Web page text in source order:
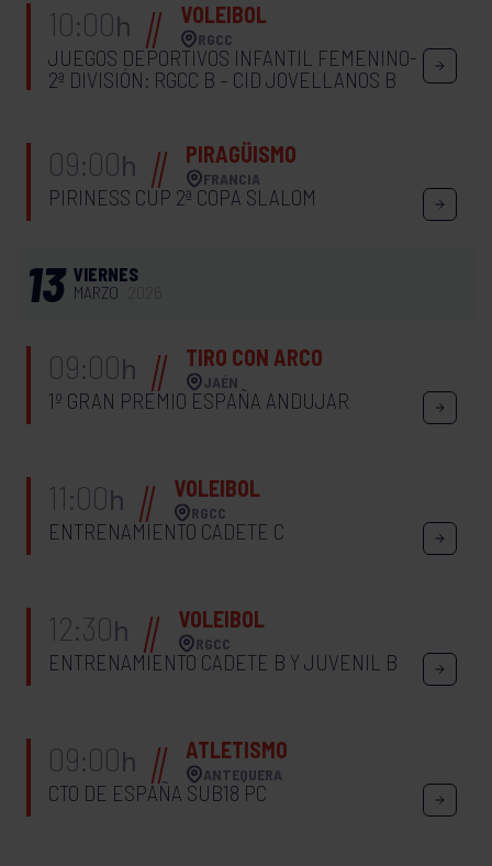
10:00h VOLEIBOL
RGCC
JUEGOS DEPORTIVOS INFANTIL FEMENINO-
2ª DIVISIÓN: RGCC B – CID JOVELLANOS B
09:00h PIRAGÜISMO
FRANCIA
PIRINESS CUP 2ª COPA SLALOM
13 VIERNES
MARZO
09:00h TIRO CON ARCO
JAÉN
1º GRAN PREMIO ESPAÑA ANDUJAR
11:00h VOLEIBOL
RGCC
ENTRENAMIENTO CADETE C
12:30h VOLEIBOL
RGCC
ENTRENAMIENTO CADETE B Y JUVENIL B
09:00h ATLETISMO
ANTEQUERA
CTO DE ESPAÑA SUB18 PC